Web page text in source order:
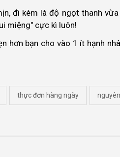
đi kèm là độ ngọt thanh
miệng" cực kì luôn!
hơn bạn cho vào 1 ít hạnh
thực đơn hàng ngày